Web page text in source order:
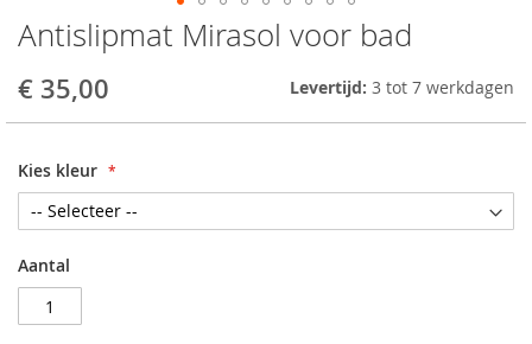
Antislipmat Mirasol voor bad
€ 35,00 Levertijd: 3 tot 7 werkdagen
Kies kleur
Aantal
Skip
to
the
beginning
of
images
gallery